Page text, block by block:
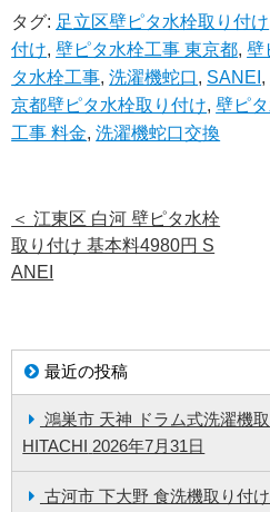
タグ: 足立区壁ピタ水栓取り付け
付け,壁ピタ水栓工事 東京都,壁
タ水栓工事,洗濯機蛇口, SANEI ,
京都壁ピタ水栓取り付け,壁ピ
工事 料金,洗濯機蛇口交換
＜江東区 白河 壁ピタ水栓
取り付け 基本料4980円 S
ANEI
最近の投稿
鴻巣市 天神 ドラム式洗濯機
HITACHI 2026年7月31日
古河市 下大野 食洗機取り付